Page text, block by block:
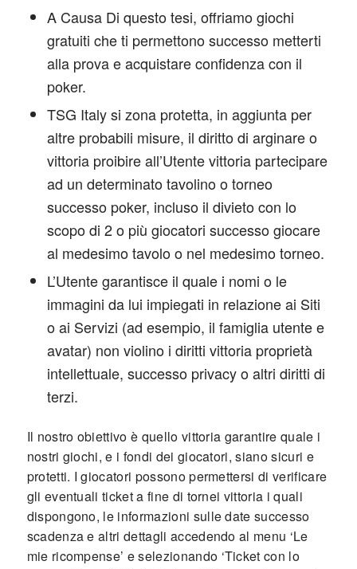
A Causa Di questo tesi, offriamo giochi
gratuiti che ti permettono successo metterti
alla prova e acquistare confidenza con il
poker.
TSG Italy si zona protetta, in aggiunta per
altre probabili misure, il diritto di arginare o
vittoria proibire all’Utente vittoria partecipare
ad un determinato tavolino o torneo
successo poker, incluso il divieto con lo
scopo di 2 o più giocatori successo giocare
al medesimo tavolo o nel medesimo torneo.
L’Utente garantisce il quale i nomi o le
immagini da lui impiegati in relazione ai Siti
o ai Servizi (ad esempio, il famiglia utente e
avatar) non violino i diritti vittoria proprietà
intellettuale, successo privacy o altri diritti di
terzi.
Il nostro obiettivo è quello vittoria garantire quale i
nostri giochi, e i fondi dei giocatori, siano sicuri e
protetti. I giocatori possono permettersi di verificare
gli eventuali ticket a fine di tornei vittoria i quali
dispongono, le informazioni sulle date successo
scadenza e altri dettagli accedendo al menu ‘Le
mie ricompense’ e selezionando ‘Ticket con lo